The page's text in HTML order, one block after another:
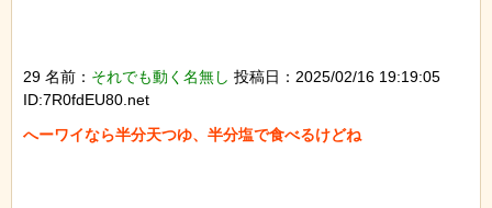
29 名前： それでも動く名無し 投稿日：2025/02/16 19:19:05
ID:7R0fdEU80.net
へーワイなら半分天つゆ、半分塩で食べるけどね